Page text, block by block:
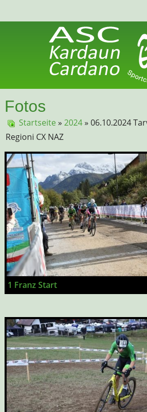
Fotos
Startseite » 2024» 06.10.2024
Regioni CX NAZ
1 Franz Start